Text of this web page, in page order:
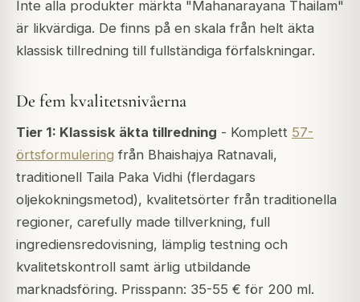
Inte alla produkter märkta "Mahanarayana Thailam"
är likvärdiga. De finns på en skala från helt äkta
klassisk tillredning till fullständiga förfalskningar.
De fem kvalitetsnivåerna
Tier 1: Klassisk äkta tillredning - Komplett 57-
örtsformulering från Bhaishajya Ratnavali,
traditionell Taila Paka Vidhi (flerdagars
oljekokningsmetod), kvalitetsörter från traditionella
regioner, carefully made tillverkning, full
ingrediensredovisning, lämplig testning och
kvalitetskontroll samt ärlig utbildande
marknadsföring. Prisspann: 35-55 € för 200 ml.